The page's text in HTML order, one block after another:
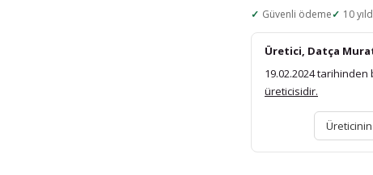
Güvenli ödeme 10
Üretici, Datça
19.02.2024 tarihinden
üreticisidir.